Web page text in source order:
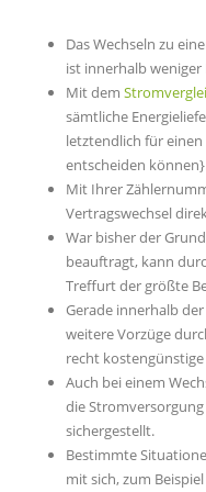
Das Wechseln zu
ist innerhalb
Mit dem
sämtliche
letztendlich für
entscheiden
Mit Ihrer
Vertragswechsel
War bisher der
beauftragt, kann
Treffurt der größte
Gerade innerhalb
weitere Vorzüge
recht kostengünstige
Auch bei einem
die
sichergestellt.
Bestimmte
mit sich, zum